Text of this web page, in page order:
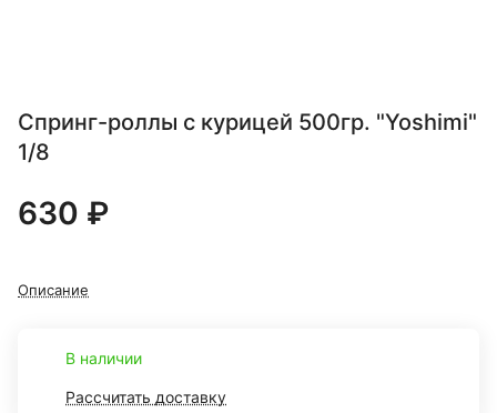
Спринг-роллы с курицей 500гр. "Yoshimi"
1/8
630 ₽
Описание
В наличии
Рассчитать доставку